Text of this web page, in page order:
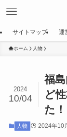
サイトマップ 運
ホーム 人物
福
ど
た！
2024
10/04
人物 2024年10